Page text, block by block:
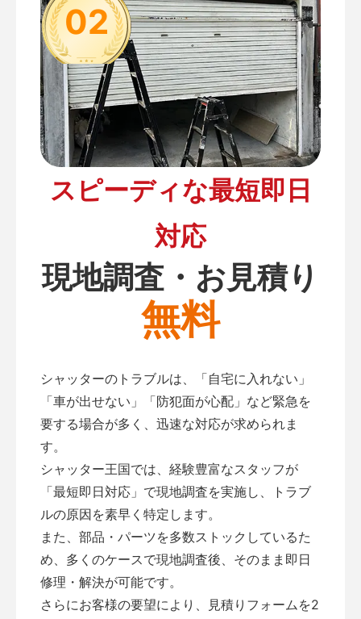
02
スピーディな最短即日
対応
現地調査・お見積り
無料
シャッターのトラブルは、「自宅に入れない」
「車が出せない」「防犯面が心配」など緊急を
要する場合が多く、迅速な対応が求められま
す。
シャッター王国では、経験豊富なスタッフが
「最短即日対応」で現地調査を実施し、トラブ
ルの原因を素早く特定します。
また、部品・パーツを多数ストックしているた
め、多くのケースで現地調査後、そのまま即日
修理・解決が可能です。
さらにお客様の要望により、見積りフォームを2